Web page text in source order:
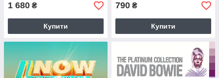
1 680 ₴
Купити
790 ₴
Купити